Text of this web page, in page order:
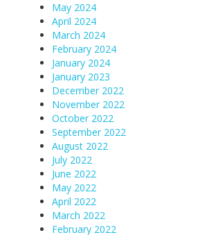
May 2024
April 2024
March 2024
February 2024
January 2024
January 2023
December 2022
November 2022
October 2022
September 2022
August 2022
July 2022
June 2022
May 2022
April 2022
March 2022
February 2022